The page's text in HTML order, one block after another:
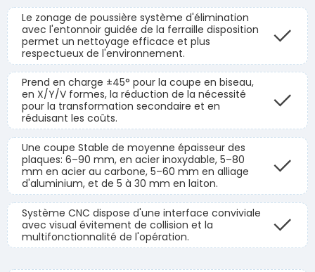
Le zonage de poussière système d'élimination
avec l'entonnoir guidée de la ferraille disposition
permet un nettoyage efficace et plus
respectueux de l'environnement.
Prend en charge ±45° pour la coupe en biseau,
en X/Y/V formes, la réduction de la nécessité
pour la transformation secondaire et en
réduisant les coûts.
Une coupe Stable de moyenne épaisseur des
plaques: 6–90 mm, en acier inoxydable, 5–80
mm en acier au carbone, 5–60 mm en alliage
d'aluminium, et de 5 à 30 mm en laiton.
Système CNC dispose d'une interface conviviale
avec visual évitement de collision et la
multifonctionnalité de l'opération.